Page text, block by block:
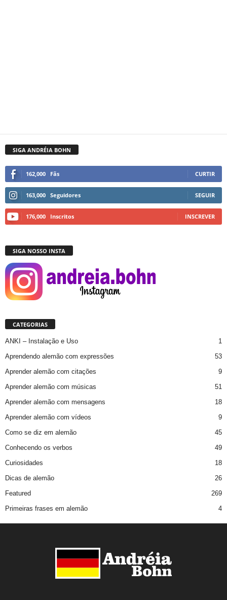
SIGA ANDRÉIA BOHN
162,000 Fãs CURTIR
163,000 Seguidores SEGUIR
176,000 Inscritos INSCREVER
SIGA NOSSO INSTA
CATEGORIAS
ANKI – Instalação e Uso
1
Aprendendo alemão com expressões
53
Aprender alemão com citações
9
Aprender alemão com músicas
51
Aprender alemão com mensagens
18
Aprender alemão com vídeos
9
Como se diz em alemão
45
Conhecendo os verbos
49
Curiosidades
18
Dicas de alemão
26
Featured
269
Primeiras frases em alemão
4